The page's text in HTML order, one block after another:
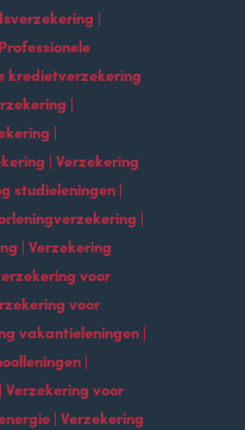
|
kredietverzekering
|
|
| Verzekering
studieleningen |
|
| Verzekering
voor
voor
vakantieleningen |
|
voor
| Verzekering